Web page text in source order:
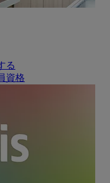
る
資格